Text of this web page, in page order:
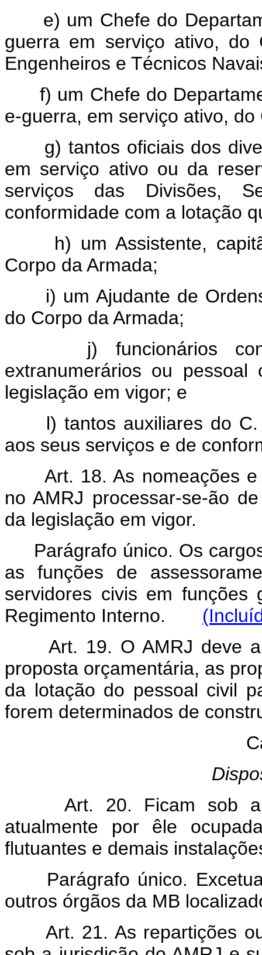
e) um Chefe do
guerra em serviço ativo,
Engenheiros e Técnicos
f) um Chefe do
e-guerra, em serviço ativo,
g) tantos oficiais dos
em serviço ativo ou da
serviços das Divisões,
conformidade com a lotação
h) um Assistente,
Corpo da Armada;
i) um Ajudante de
do Corpo da Armada;
j) funcionários
extranumerários ou
legislação em vigor; e
l) tantos auxiliares do C.
aos seus serviços e de
Art. 18. As nomeações e
no AMRJ processar-se-ão
da legislação em vigor.
Parágrafo único. Os
as funções de
servidores civis em funções
Regimento Interno.
Art. 19. O AMRJ deve
proposta orçamentária, as
da lotação do pessoal civil
forem determinados de
Art. 20. Ficam sob a
atualmente por êle
flutuantes e demais
Parágrafo único.
outros órgãos da MB
Art. 21. As repartições